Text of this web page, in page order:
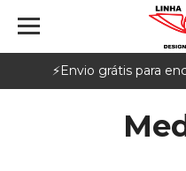
⚡️Envio grátis para